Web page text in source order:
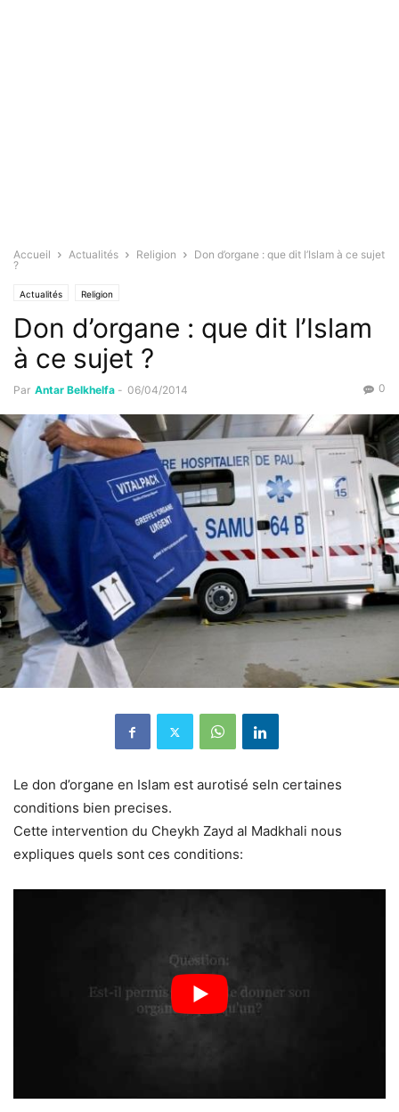
Accueil Actualités Religion
Don d’organe : que dit l’Islam à ce sujet
?
Actualités Religion
Don d’organe : que dit l’Islam
à ce sujet ?
Par Antar Belkhelfa - 06/04/2014 0
Le don d’organe en Islam est aurotisé seln certaines
conditions bien precises.
Cette intervention du Cheykh Zayd al Madkhali nous
expliques quels sont ces conditions: